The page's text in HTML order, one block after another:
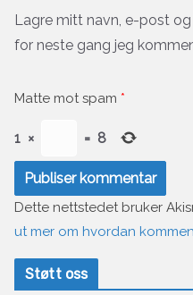
Lagre mitt navn, e-post
for neste gang jeg
Matte mot spam *
1 × = 8
Dette nettstedet bruker
ut mer om hvordan
Støtt oss